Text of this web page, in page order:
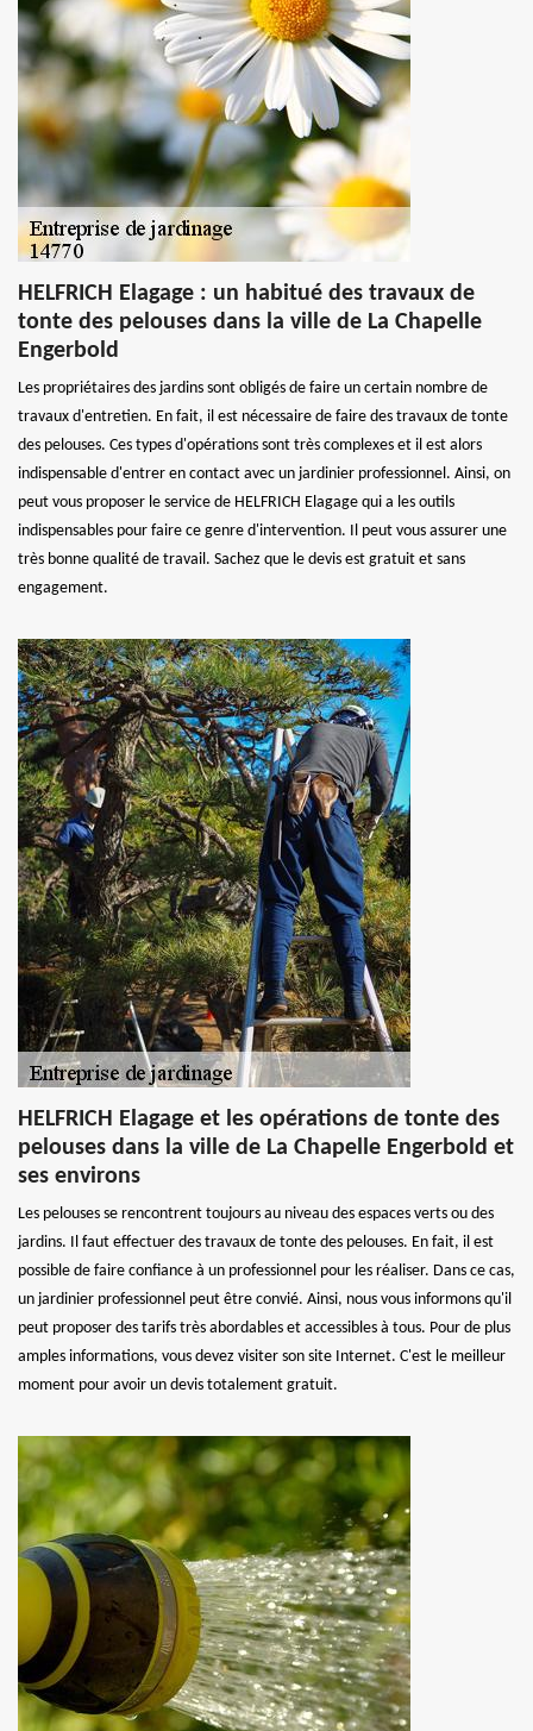
HELFRICH Elagage : un habitué des travaux de
tonte des pelouses dans la ville de La Chapelle
Engerbold
Les propriétaires des jardins sont obligés de faire un certain nombre de
travaux d'entretien. En fait, il est nécessaire de faire des travaux de tonte
des pelouses. Ces types d'opérations sont très complexes et il est alors
indispensable d'entrer en contact avec un jardinier professionnel. Ainsi, on
peut vous proposer le service de HELFRICH Elagage qui a les outils
indispensables pour faire ce genre d'intervention. Il peut vous assurer une
très bonne qualité de travail. Sachez que le devis est gratuit et sans
engagement.
HELFRICH Elagage et les opérations de tonte des
pelouses dans la ville de La Chapelle Engerbold et
ses environs
Les pelouses se rencontrent toujours au niveau des espaces verts ou des
jardins. Il faut effectuer des travaux de tonte des pelouses. En fait, il est
possible de faire confiance à un professionnel pour les réaliser. Dans ce cas,
un jardinier professionnel peut être convié. Ainsi, nous vous informons qu'il
peut proposer des tarifs très abordables et accessibles à tous. Pour de plus
amples informations, vous devez visiter son site Internet. C'est le meilleur
moment pour avoir un devis totalement gratuit.